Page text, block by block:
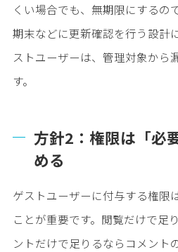
くい場合でも、無期限にするの
期末などに更新確認を行う設計
ストユーザーは、管理対象から
す。
方針2：権限は「必
める
ゲストユーザーに付与する権限
ことが重要です。閲覧だけで足
ントだけで足りるならコメント